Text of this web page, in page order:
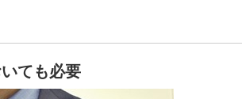
ても必要